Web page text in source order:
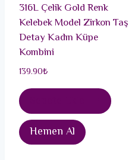
316L Çelik Gold Renk
Kelebek Model Zirkon Taş
Detay Kadın Küpe
Kombini
139.90₺
Hemen Al